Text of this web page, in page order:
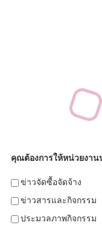
คุณต้องการให้หน่วยงา
ข่าวจัดซื้อจัดจ้าง
ข่าวสารและกิจกรรม
ประมวลภาพกิจกรรม